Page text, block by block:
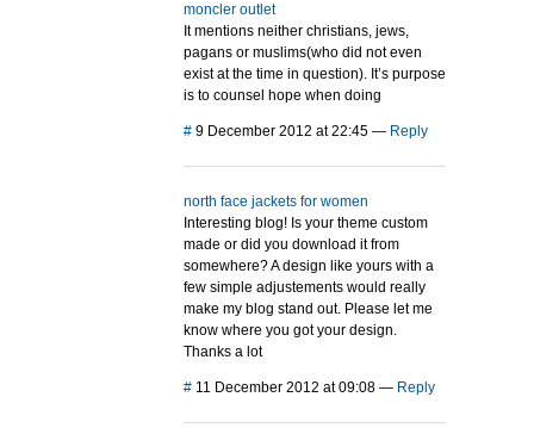
moncler outlet
It mentions neither christians, jews,
pagans or muslims(who did not even
exist at the time in question). It’s purpose
is to counsel hope when doing
# 9 December 2012 at 22:45 — Reply
north face jackets for women
Interesting blog! Is your theme custom
made or did you download it from
somewhere? A design like yours with a
few simple adjustements would really
make my blog stand out. Please let me
know where you got your design.
Thanks a lot
# 11 December 2012 at 09:08 — Reply